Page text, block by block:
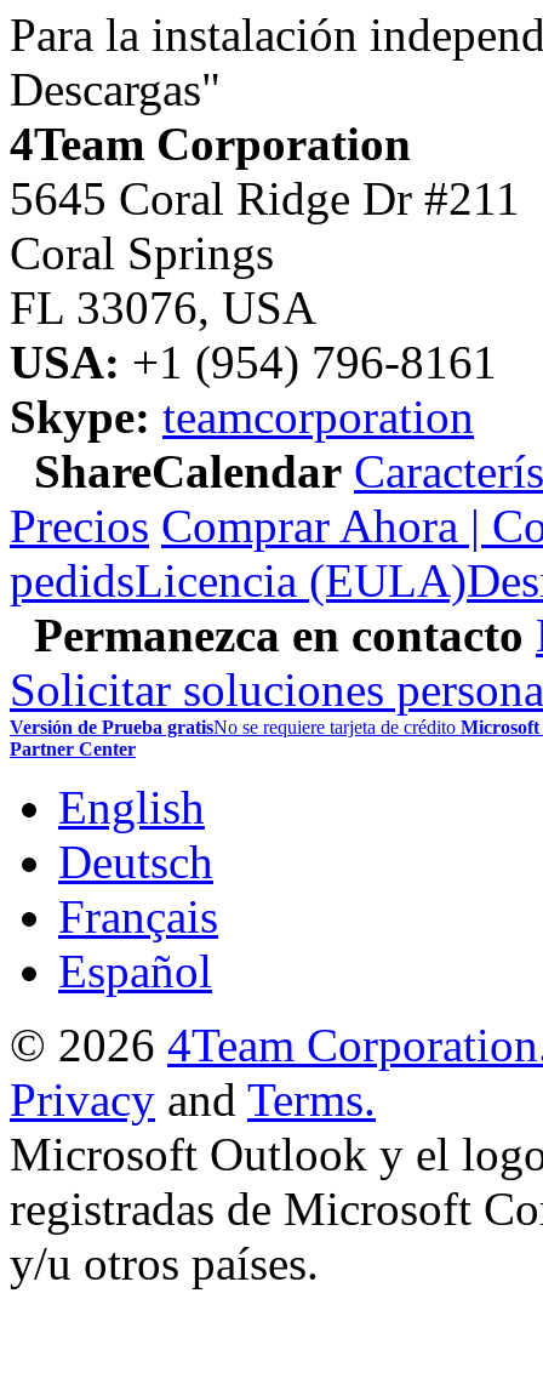
Para la instalación
Descargas"
4Team Corporation
5645 Coral Ridge Dr #211
Coral Springs
FL 33076, USA
USA: +1 (954) 796-8161
Skype: teamcorporation
ShareCalendar
Precios Comprar Ahora |
pedidsLicencia (EULA)
Permanezca en contacto
Solicitar soluciones
Versión de Prueba gratisNo se requiere tarjeta de crédito
Partner Center
English
Deutsch
Français
Español
© 2026 4Team
Privacy and Terms.
Microsoft Outlook y el
registradas de Microsoft
y/u otros países.